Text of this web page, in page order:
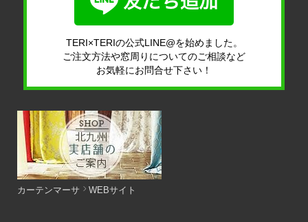
TERI×TERIの公式LINE@を始めました。
ご注文方法や窓周りについてのご相談など
お気軽にお問合せ下さい！
カーテンマーサ WEBサイト